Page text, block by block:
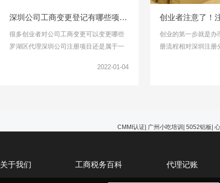
深圳公司工商变更登记有哪些项目？
很多创业者对公司工商变更可以变更哪些
罗湖区代理深圳公司注册项目还是属于一
2022-01-04
创业的第一步就是办
册流程相对深圳注册
CMMI认证| 广州小吃培训 5052铝板
关于我们 工商税务百科 代理记账